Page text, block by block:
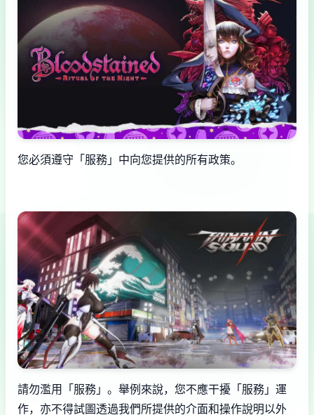
您必須遵守「服務」中向您提供的所有政策。
請勿濫用「服務」。舉例來說，您不應干擾「服務」運
作，亦不得試圖透過我們所提供的介面和操作說明以外